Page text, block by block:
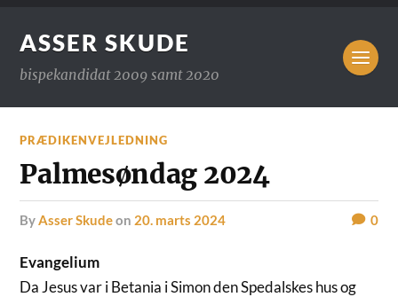
ASSER SKUDE
bispekandidat 2009 samt 2020
PRÆDIKENVEJLEDNING
Palmesøndag 2024
byAsser Skudeon 20. marts 2024 0
Evangelium
Da Jesus var i Betania i Simon den Spedalskes hus og